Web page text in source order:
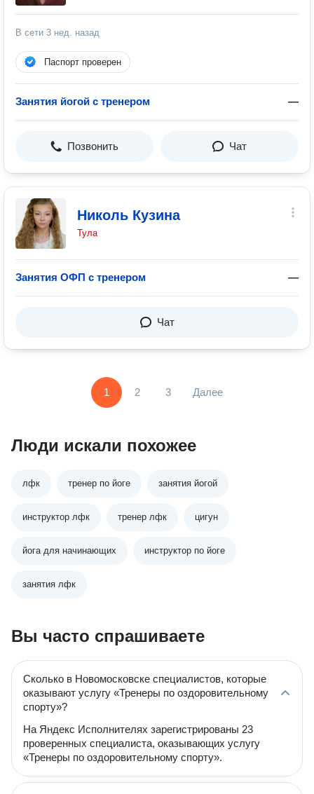
В сети 3 нед. назад
Паспорт проверен
Занятия йогой с тренером —
Позвонить Чат
Николь Кузина
Тула
Занятия ОФП с тренером —
Чат
1 2 3 Далее
Люди искали похожее
лфк тренер по йоге занятия йогой
инструктор лфк тренер лфк цигун
йога для начинающих инструктор по йоге
занятия лфк
Вы часто спрашиваете
Сколько в Новомосковске специалистов, которые
оказывают услугу «Тренеры по оздоровительному
спорту»?
На Яндекс Исполнителях зарегистрированы 23
проверенных специалиста, оказывающих услугу
«Тренеры по оздоровительному спорту».